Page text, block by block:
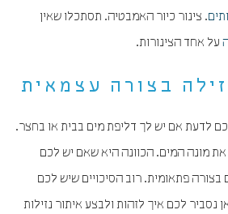
. צינור כיור האמבטיה. תסתכלו שאין
על אחד הצינורות.
בצורה עצמאית
לדעת אם יש לך דליפת מים בבית או בחצר.
מונה המים. הכוונה היא שאם יש לכם
פתאומית. רוב הסיכויים שיש לכם
נסביר לכם איך לזהות ולבצע איתור נזילות